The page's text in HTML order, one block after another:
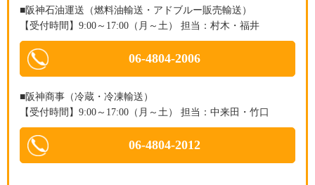
■阪神石油運送（燃料油輸送・アドブルー販売輸送）
【受付時間】9:00～17:00（月～土） 担当：村木・福井
06-4804-2006
■阪神商事（冷蔵・冷凍輸送）
【受付時間】9:00～17:00（月～土） 担当：中来田・竹口
06-4804-2012